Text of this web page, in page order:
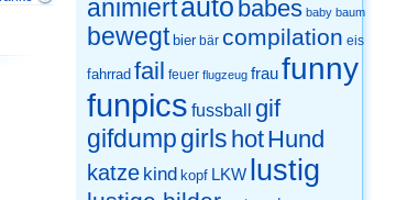
animiertauto babes baby baum
bewegt bier bär compilation eis
fahrrad fail feuer flugzeug fraufunny
funpics fussball gif
gifdump girls hotHund
katze kind kopf LKW lustig